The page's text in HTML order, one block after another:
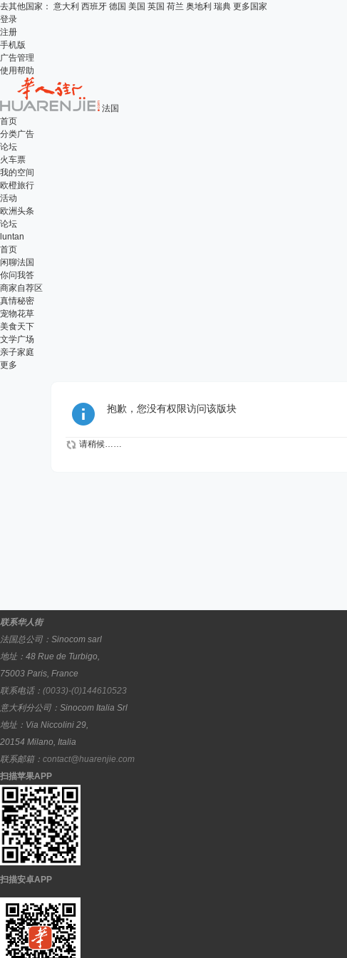
去其他国家： 意大利 西班牙 德国 美国 英国 荷兰 奥地利 瑞典 更多国家
登录
注册
手机版
广告管理
使用帮助
法国
首页
分类广告
论坛
火车票
我的空间
欧橙旅行
活动
欧洲头条
论坛
luntan
首页
闲聊法国
你问我答
商家自荐区
真情秘密
宠物花草
美食天下
文学广场
亲子家庭
更多
抱歉，您没有权限访问该版块
请稍候……
联系华人街
法国总公司： Sinocom sarl
地址： 48 Rue de Turbigo,
75003 Paris, France
联系电话： (0033)-(0)144610523
意大利分公司： Sinocom Italia Srl
地址： Via Niccolini 29,
20154 Milano, Italia
联系邮箱： contact@huarenjie.com
扫描苹果APP
扫描安卓APP